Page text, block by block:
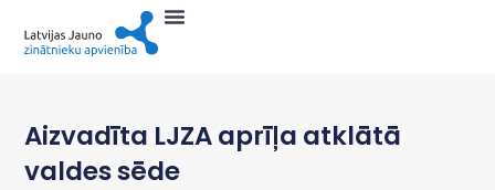
Aizvadīta LJZA aprīļa atklātā
valdes sēde